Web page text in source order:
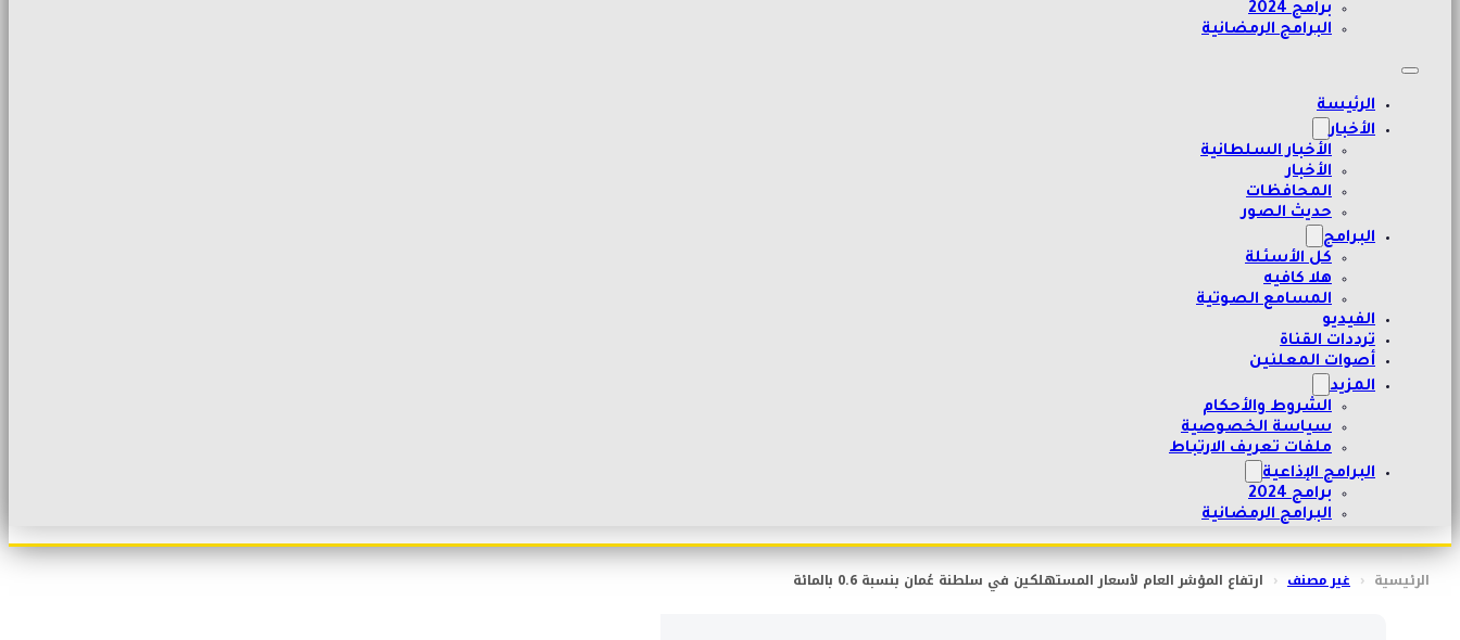
برامج 2024
البرامج الرمضانية
الرئيسة
الأخبار
الأخبار السلطانية
الأخبار
المحافظات
حديث الصور
البرامج
كل الأسئلة
هلا كافيه
المسامع الصوتية
الفيديو
ترددات القناة
أصوات المعلنين
المزيد
الشروط والأحكام
سياسة الخصوصية
ملفات تعريف الارتباط
البرامج الإذاعية
برامج 2024
البرامج الرمضانية
الرئيسية ‹ غير مصنف ‹ ارتفاع المؤشر العام لأسعار المستهلكين في سلطنة عُمان بنسبة 0.6 بالمائة